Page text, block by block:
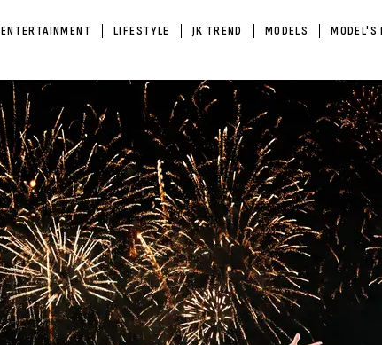
ENTERTAINMENT LIFESTYLE JK TREND MODELS MODEL'S